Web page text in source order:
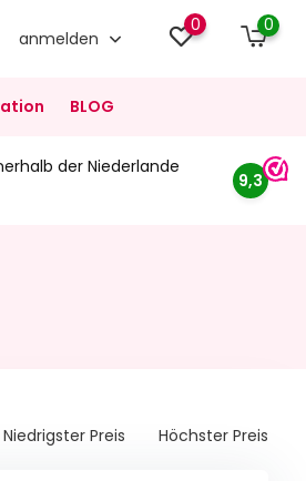
anmelden
0 0
BLOG
der Niederlande
9,3
Niedrigster Preis Höchster Preis